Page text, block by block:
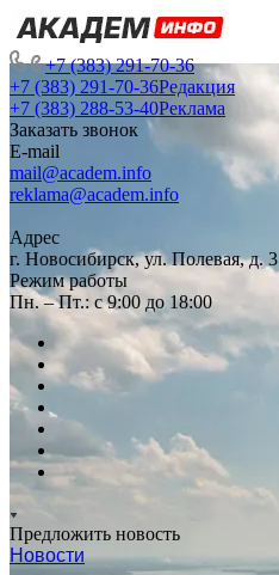
+7 (383) 291-70-36
+7 (383) 291-70-36Редакция
+7 (383) 288-53-40Реклама
Заказать звонок
E-mail
mail@academ.info
reklama@academ.info
Адрес
г. Новосибирск, ул. Полевая, д. 3
Режим работы
Пн. – Пт.: с 9:00 до 18:00
Предложить новость
Новости